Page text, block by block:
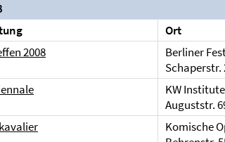
Ort
2008
Berliner
Schaperstr.
KW
Auguststr.
Komische